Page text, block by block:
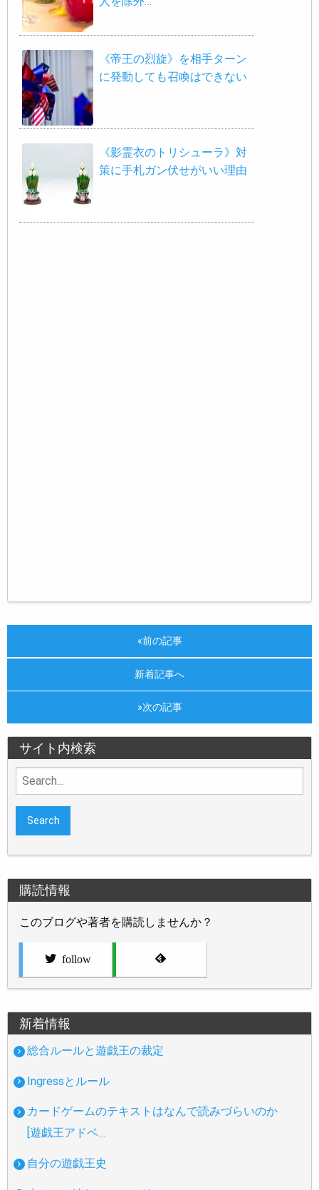
《帝王の烈旋》を相手ターン
に発動しても召喚はできない
《影霊衣のトリシューラ》対
策に手札ガン伏せがいい理由
«前の記事
新着記事へ
»次の記事
サイト内検索
Search
for:
購読情報
このブログや著者を購読しませんか？
follow
新着情報
総合ルールと遊戯王の裁定
Ingressとルール
カードゲームのテキストはなんで読みづらいのか
[遊戯王アドベ…
自分の遊戯王史